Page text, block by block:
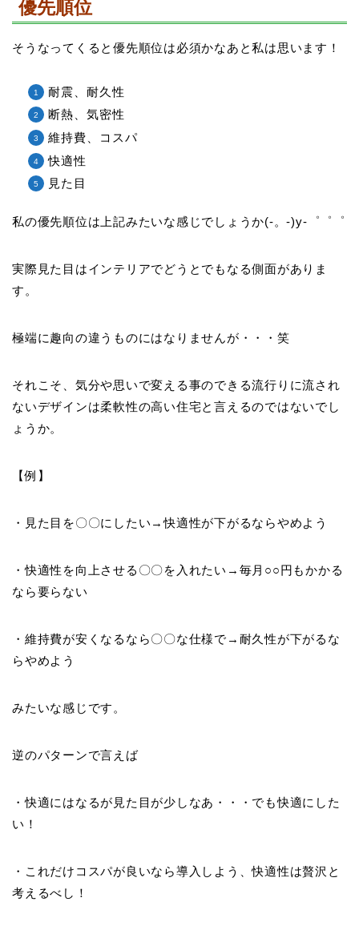
優先順位
そうなってくると優先順位は必須かなあと私は思います！
耐震、耐久性
断熱、気密性
維持費、コスパ
快適性
見た目
私の優先順位は上記みたいな感じでしょうか(-。-)y-゜゜゜
実際見た目はインテリアでどうとでもなる側面がありま
す。
極端に趣向の違うものにはなりませんが・・・笑
それこそ、気分や思いで変える事のできる流行りに流され
ないデザインは柔軟性の高い住宅と言えるのではないでし
ょうか。
【例】
・見た目を〇〇にしたい→快適性が下がるならやめよう
・快適性を向上させる〇〇を入れたい→毎月○○円もかかる
なら要らない
・維持費が安くなるなら〇〇な仕様で→耐久性が下がるな
らやめよう
みたいな感じです。
逆のパターンで言えば
・快適にはなるが見た目が少しなあ・・・でも快適にした
い！
・これだけコスパが良いなら導入しよう、快適性は贅沢と
考えるべし！